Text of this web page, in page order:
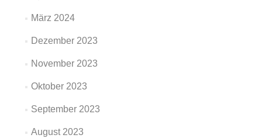
März 2024
Dezember 2023
November 2023
Oktober 2023
September 2023
August 2023